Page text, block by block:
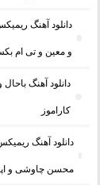
دانلود آهنگ
و معین و تی ام
دانلود آهنگ
کاراموز
محسن چاوشی و